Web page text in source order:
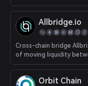
Allbridge.io
Cross-chain bridge
of moving liquidity
Orbit Chain